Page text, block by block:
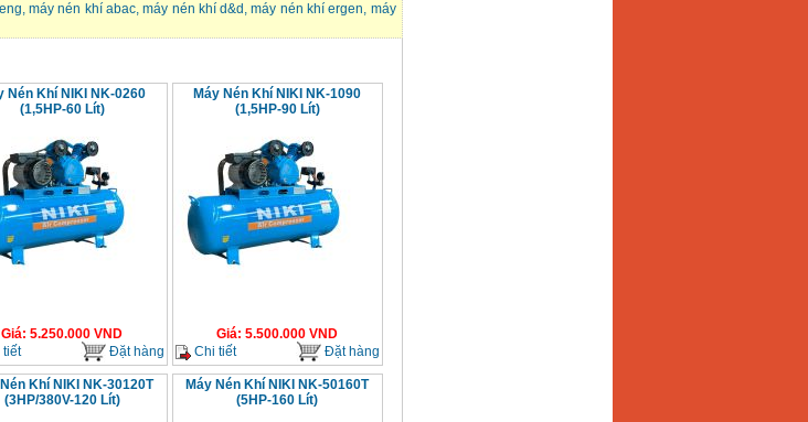
,máy nén khí abac,máy nén khí d&d ,máy nén khí ergen, máy
Nén Khí NIKI NK-0260
(1,5HP-60 Lít)
Giá: 5.250.000 VND
Đặt hàng
Máy Nén Khí NIKI NK-1090
(1,5HP-90 Lít)
Giá: 5.500.000 VND
Chi tiết
Đặt hàng
Khí NIKI NK-30120T
(3HP/380V-120 Lít)
Máy Nén Khí NIKI NK-50160T
(5HP-160 Lít)